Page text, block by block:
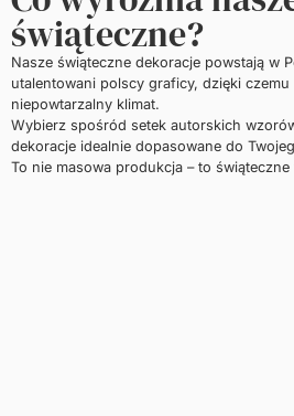
świąteczne?
Nasze świąteczne dekoracje powstają w
utalentowani polscy graficy, dzięki
niepowtarzalny klimat.
Wybierz spośród setek autorskich
dekoracje idealnie dopasowane do
To nie masowa produkcja – to